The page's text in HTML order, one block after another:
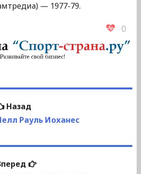
— 1977-79.
0
НазадПредыдущая
запись:
Рауль Иоханес
Следующая